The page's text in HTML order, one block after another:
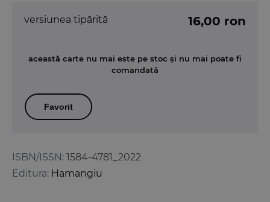
ISBN/ISSN: 1584-4781_2022
Editura: Hamangiu
versiunea tipărită 16,00 ron
această carte nu mai este pe stoc și nu mai poate fi
comandată
Favorit